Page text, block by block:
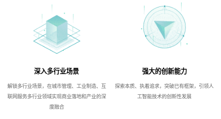
深入多行业场景
解锁多行业场景，在城市管理、工业制造、互
联网服务多行业领域实现商业落地和产业的深
度融合
强大的创新能力
探索本质、执着追求，突破已有框架，引领人
工智能技术的创新性发展